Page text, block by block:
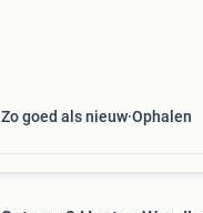
Zo goed als nieuw Ophalen